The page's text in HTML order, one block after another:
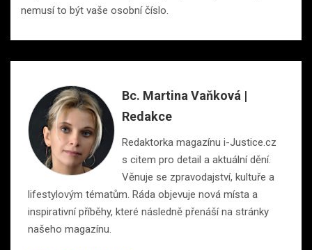
nemusí to být vaše osobní číslo.
Bc. Martina Vaňková |
Redakce
Redaktorka magazínu i-Justice.cz
s citem pro detail a aktuální dění.
Věnuje se zpravodajství, kultuře a
lifestylovým tématům. Ráda objevuje nová místa a
inspirativní příběhy, které následně přenáší na stránky
našeho magazínu.